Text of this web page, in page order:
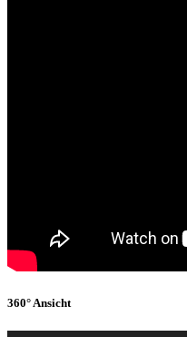
360° Ansicht